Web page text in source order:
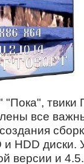
"Пока",
все
и HDD диски.
версии и